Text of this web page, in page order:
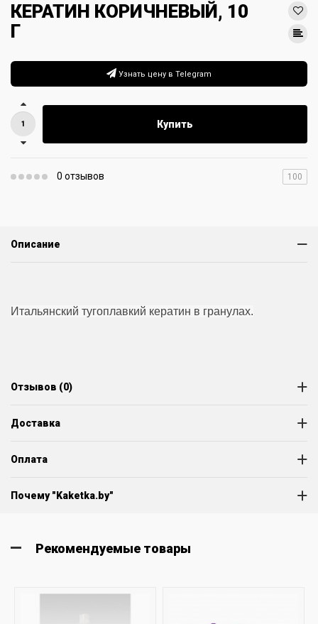
КЕРАТИН КОРИЧНЕВЫЙ, 10
Г
Узнать цену в Telegram
Купить
0 отзывов 100
Описание
Итальянский тугоплавкий кератин в гранулах.
Отзывов (0)
Доставка
Оплата
Почему "Kaketka.by"
Рекомендуемые товары